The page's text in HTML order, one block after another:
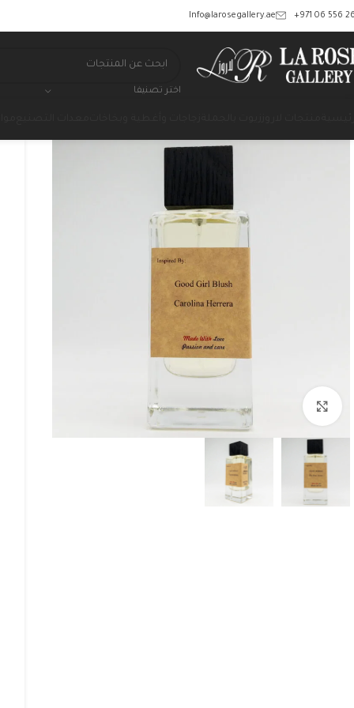
‎+971 06 556
Info@larosegallery.ae
اختر تصنيفا
Click to enlarge